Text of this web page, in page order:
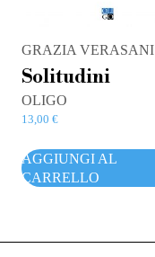
GRAZIA VERASANI
Solitudini
OLIGO
13,00 €
AGGIUNGI AL
CARRELLO